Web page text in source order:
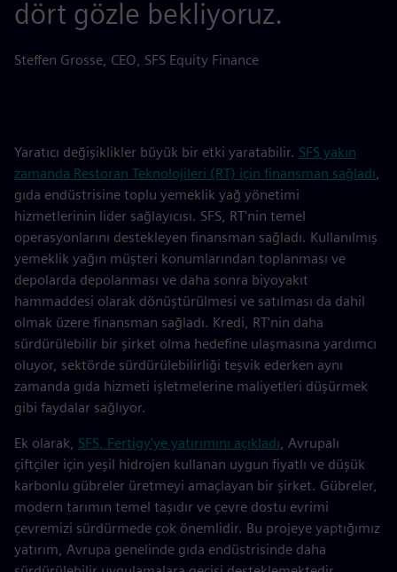
dört gözle bekliyoruz.
Steffen Grosse, CEO, SFS Equity Finance
Yaratıcı değişiklikler büyük bir etki yaratabilir. SFS yakın
zamanda Restoran Teknolojileri (RT) için finansman sağladı,
gıda endüstrisine toplu yemeklik yağ yönetimi
hizmetlerinin lider sağlayıcısı. SFS, RT'nin temel
operasyonlarını destekleyen finansman sağladı. Kullanılmış
yemeklik yağın müşteri konumlarından toplanması ve
depolarda depolanması ve daha sonra biyoyakıt
hammaddesi olarak dönüştürülmesi ve satılması da dahil
olmak üzere finansman sağladı. Kredi, RT'nin daha
sürdürülebilir bir şirket olma hedefine ulaşmasına yardımcı
oluyor, sektörde sürdürülebilirliği teşvik ederken aynı
zamanda gıda hizmeti işletmelerine maliyetleri düşürmek
gibi faydalar sağlıyor.
Ek olarak, SFS, Fertigy'ye yatırımını açıkladı, Avrupalı
çiftçiler için yeşil hidrojen kullanan uygun fiyatlı ve düşük
karbonlu gübreler üretmeyi amaçlayan bir şirket. Gübreler,
modern tarımın temel taşıdır ve çevre dostu evrimi
çevremizi sürdürmede çok önemlidir. Bu projeye yaptığımız
yatırım, Avrupa genelinde gıda endüstrisinde daha